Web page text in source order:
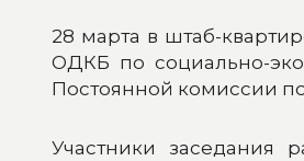
28 марта в штаб-
ОДКБ по социально-
Постоянной комиссии
Участники заседания